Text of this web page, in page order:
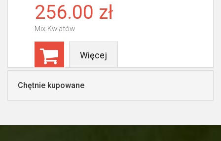
256.00 zł
Mix Kwiatów
Więcej
Chętnie kupowane